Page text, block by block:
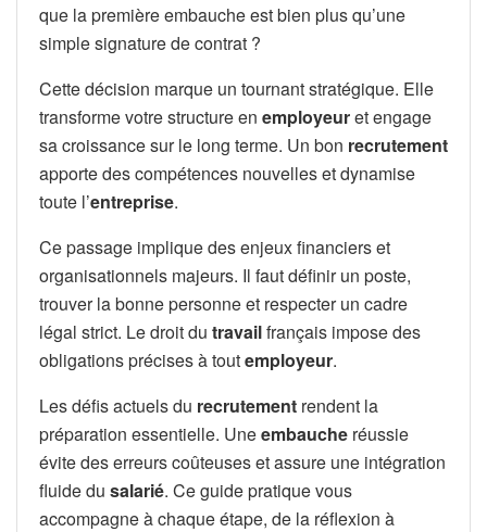
que la première embauche est bien plus qu’une
simple signature de contrat ?
Cette décision marque un tournant stratégique. Elle
transforme votre structure en employeuret engage
sa croissance sur le long terme. Un bon recrutement
apporte des compétences nouvelles et dynamise
toute l’entreprise.
Ce passage implique des enjeux financiers et
organisationnels majeurs. Il faut définir un poste,
trouver la bonne personne et respecter un cadre
légal strict. Le droit du travailfrançais impose des
obligations précises à toutemployeur.
Les défis actuels du recrutement rendent la
préparation essentielle. Uneembauche réussie
évite des erreurs coûteuses et assure une intégration
fluide du salarié. Ce guide pratique vous
accompagne à chaque étape, de la réflexion à